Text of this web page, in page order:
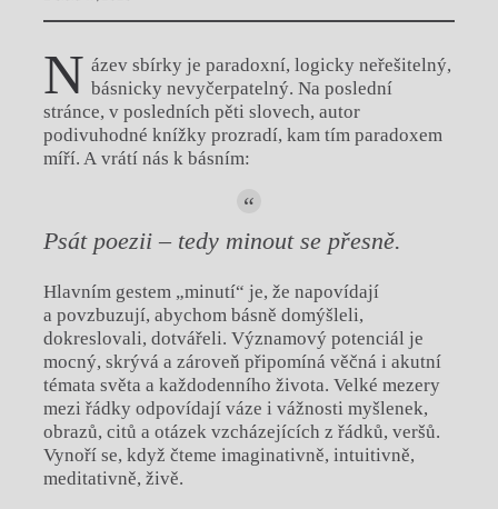
N ázev sbírky je paradoxní, logicky neřešitelný,
básnicky nevyčerpatelný. Na poslední
stránce, v posledních pěti slovech, autor
podivuhodné knížky prozradí, kam tím paradoxem
míří. A vrátí nás k básním:
Psát poezii – tedy minout se přesně.
Hlavním gestem „minutí“ je, že napovídají
a povzbuzují, abychom básně domýšleli,
dokreslovali, dotvářeli. Významový potenciál je
mocný, skrývá a zároveň připomíná věčná i akutní
témata světa a každodenního života. Velké mezery
mezi řádky odpovídají váze i vážnosti myšlenek,
obrazů, citů a otázek vzcházejících z řádků, veršů.
Vynoří se, když čteme imaginativně, intuitivně,
meditativně, živě.